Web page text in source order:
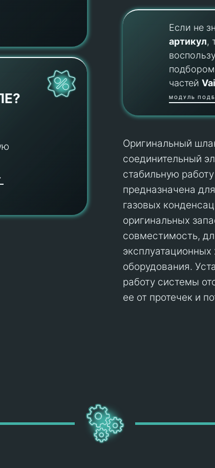
Если не
артикул,
частей
МОДУЛЬ
Оригинальный
соединительный
стабильную
предназначена
газовых
оригинальных
совместимость,
эксплуатационных
оборудования.
работу системы
ее от протечек и